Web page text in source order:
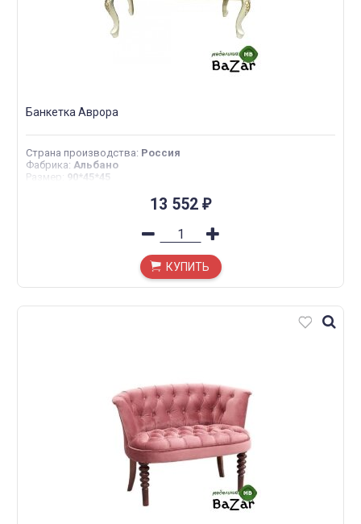
Банкетка Аврора
Страна производства: Россия
Фабрика: Альбано
Размер : 90*45*45
13 552 ₽
КУПИТЬ